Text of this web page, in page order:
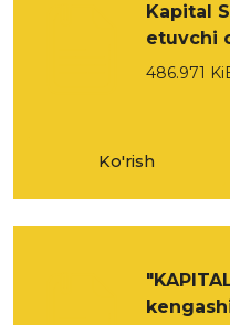
Kapital
etuvchi
486.971
Ko'rish